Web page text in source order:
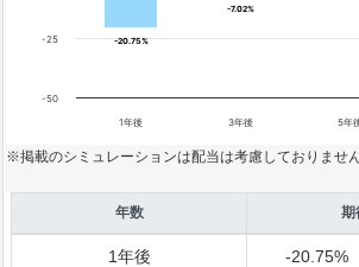
-20.75%
-20.75%
-7.02%
-7.02%
1年後 3年後 5年
-50
-25
※掲載のシミュレーションは配当は考慮しておりません
年数 期
1年後 -20.75%